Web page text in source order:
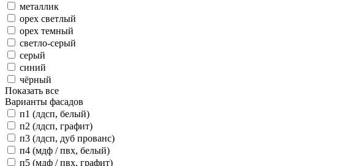
металлик
орех светлый
орех темный
светло-серый
серый
синий
чёрный
Показать все
Варианты фасадов
п1 (лдсп, белый)
п2 (лдсп, графит)
п3 (лдсп, дуб прованс)
п4 (мдф / пвх, белый)
п5 (мдф / пвх, графит)